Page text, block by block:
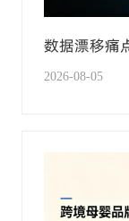
数据漂移痛
手套产业化
2026-08-05